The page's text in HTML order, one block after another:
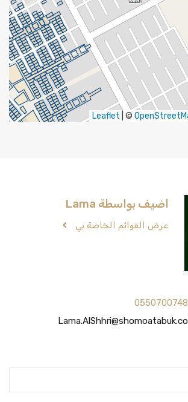
©
اضيف بواسطة Lama
عرض القوائم الخاصة بي
0550700748